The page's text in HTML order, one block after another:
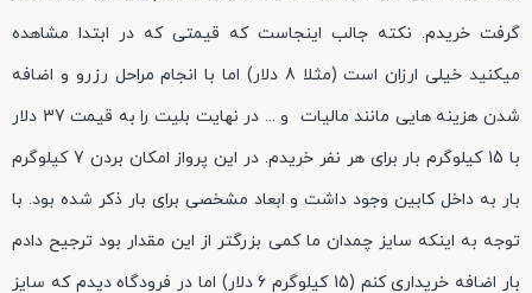
گرفت خریدم. نکته جالب اینجاست که قیمتی که در ابتدا مشاهده
میکنید خیلی ارزان است (مثلا 8 دلار) اما با انجام مراحل رزرو و اضافه
شدن هزینه هایی مانند مالیات و ... در نهایت بلیت را به قیمت 37 دلار
با 15 کیلوگرم بار برای هر نفر خریدم. در این پرواز امکان بردن 7 کیلوگرم
بار به داخل کابین وجود داشت و ابعاد مشخصی برای بار ذکر شده بود. با
توجه به اینکه سایز چمدان ما کمی بزرگتر از این مقدار بود ترجیح دادم
بار اضافه خریداری کنم (15 کیلوگرم 6 دلار) اما در فرودگاه دیدم که سایز